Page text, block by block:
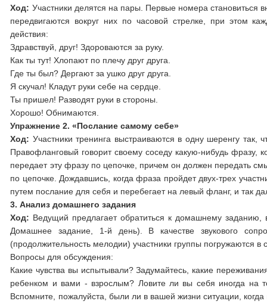
Ход: Участники делятся на пары. Первые номера
передвигаются вокруг них по часовой стрелке, при этом
действия:
Здравствуй, друг! Здороваются за руку.
Как ты тут! Хлопают по плечу друг друга.
Где ты был? Дергают за ушко друг друга.
Я скучал! Кладут руки себе на сердце.
Ты пришел! Разводят руки в стороны.
Хорошо! Обнимаются.
Упражнение 2. «Послание самому себе»
Ход: Участники тренинга выстраиваются в одну шеренгу
Правофланговый говорит своему соседу какую-нибудь
передает эту фразу по цепочке, причем он должен передать
по цепочке. Дождавшись, когда фраза пройдет двух-трех
путем послание для себя и перебегает на левый фланг, и так
3. Анализ домашнего задания
Ход: Ведущий предлагает обратиться к домашнему заданию,
Домашнее задание, 1-й день). В качестве звукового
(продолжительность мелодии) участники группы погружаются в
Вопросы для обсуждения:
Какие чувства вы испытывали? Задумайтесь, какие
ребенком и вами - взрослым? Ловите ли вы себя иногда на
Вспомните, пожалуйста, были ли в вашей жизни ситуации,